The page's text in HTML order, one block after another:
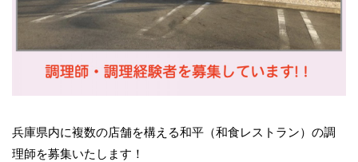
兵庫県内に複数の店舗を構える和平（和食レストラン）の調
理師を募集いたします！